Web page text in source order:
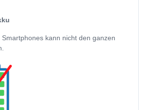
Smartphones kann nicht den ganzen